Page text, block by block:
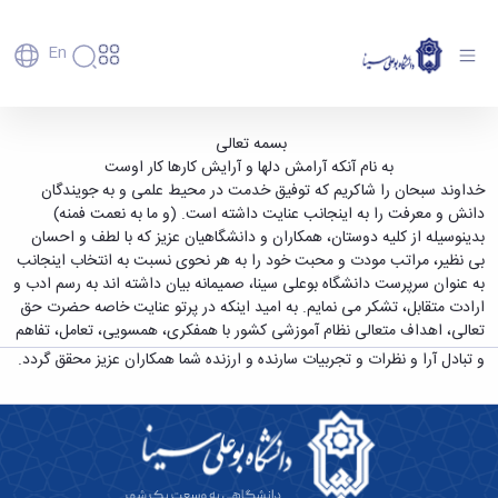
En
تاریخچه
و
معرفی
برنامه
راهبردی
دانشگاه
نقشه
دانشگاه
ساختار
سازمانی
دانشگاه
کارشناسی
تحصیلات
تکمیلی
پسا
دکترا
استعدادهای
درخشان
دانشجویان
غیرایرانی
و
حمایت‌های
فناوری و
کارآفرینی
دفتر
ارتباط
با
صنعت
پردیس
علم
و
مراکز
دانشکده‌ها
پردیس
اصلی
مهندسی
کشاورزی
شیمی
و
علوم
نفت
انسانی
رفاهی
رفاهی
پرسنل
اداره
رفاه
کارکنان
مهمانسرای
دانشگاه
دانشجویان
اعضای
هیأت
علمی
کارکنان
دانشجویان
فارغ
التحصیلان
فوق
فعالیت‌های
انجمن‌های
پایگاه
قدردانی سرپرست محترم دانشگاه از اعضای هیأت
علمی و کارکنان - دانشگاه بوعلی سینا همدان
بسمه تعالی
به نام آنکه آرامش دلها و آرایش کارها کار اوست
خداوند سبحان را شاکریم که توفیق خدمت در محیط علمی و به جویندگان
دانش و معرفت را به اینجانب عنایت داشته است. (و ما به نعمت فمنه)
بدینوسیله از کلیه دوستان، همکاران و دانشگاهیان عزیز که با لطف و احسان
بی نظیر، مراتب مودت و محبت خود را به هر نحوی نسبت به انتخاب اینجانب
به عنوان سرپرست دانشگاه بوعلی سینا، صمیمانه بیان داشته اند به رسم ادب و
ارادت متقابل، تشکر می نمایم. به امید اینکه در پرتو عنایت خاصه حضرت حق
تعالی، اهداف متعالی نظام آموزشی کشور با همفکری، همسویی، تعامل، تفاهم
و تبادل آرا و نظرات و تجربیات سارنده و ارزنده شما همکاران عزیز محقق گردد.